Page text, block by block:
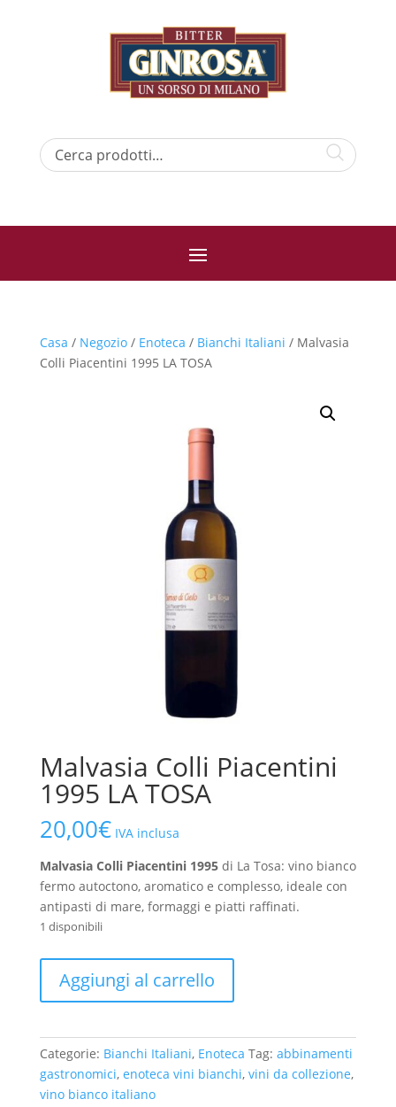
Casa / Negozio/ Enoteca / Bianchi Italiani / Malvasia
Colli Piacentini 1995 LA TOSA
Malvasia Colli Piacentini
1995 LA TOSA
20,00€ IVA inclusa
Malvasia Colli Piacentini 1995di La Tosa: vino bianco
fermo autoctono, aromatico e complesso, ideale con
antipasti di mare, formaggi e piatti raffinati.
1 disponibili
Colli
LA
TOSA
quantità
Aggiungi al carrello
Categorie: Bianchi Italiani, Enoteca Tag: abbinamenti
gastronomici, enoteca vini bianchi, vini da collezione,
vino bianco italiano